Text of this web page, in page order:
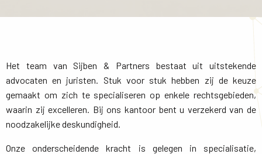
Het team van Sijben & Partners bestaat uit uitstekende
advocaten en juristen. Stuk voor stuk hebben zij de keuze
gemaakt om zich te specialiseren op enkele rechtsgebieden,
waarin zij excelleren. Bij ons kantoor bent u verzekerd van de
noodzakelijke deskundigheid.
Onze onderscheidende kracht is gelegen in specialisatie,